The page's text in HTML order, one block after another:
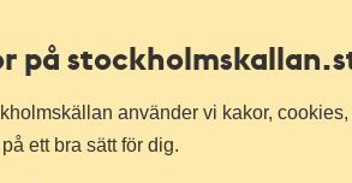
på stockholmskallan
använder vi kakor,
ett bra sätt för dig.